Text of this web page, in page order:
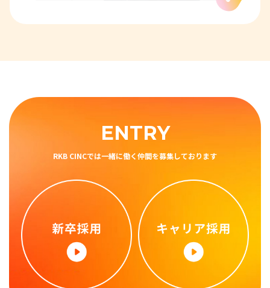
ENTRY
RKB CINCでは⼀緒に働く仲間を募集しております